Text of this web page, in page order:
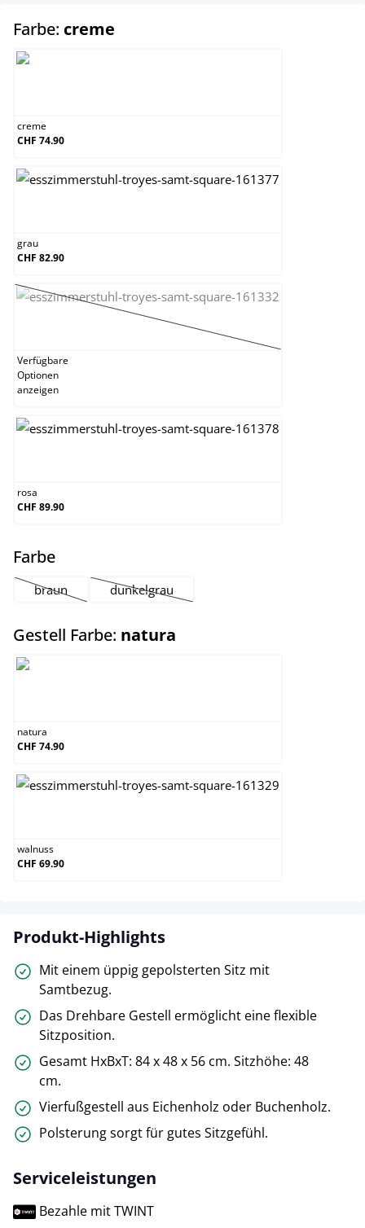
Farbe: creme
creme
CHF 74.90
grau
CHF 82.90
pink
(Diese Option ist zurzeit nicht verfügbar.)
Verfügbare
Optionen
anzeigen
rosa
CHF 89.90
Farbeauswählen
braun
(Diese Option ist zurzeit nicht verfügbar.)
dunkelgrau
(Diese Option ist zurzeit nicht verfügbar.)
Gestell Farbe: natura
natura
CHF 74.90
walnuss
CHF 69.90
Produkt-Highlights
Mit einem üppig gepolsterten Sitz mit
Samtbezug.
Das Drehbare Gestell ermöglicht eine flexible
Sitzposition.
Gesamt HxBxT: 84 x 48 x 56 cm. Sitzhöhe: 48
cm.
Vierfußgestell aus Eichenholz oder Buchenholz.
Polsterung sorgt für gutes Sitzgefühl.
Serviceleistungen
Bezahle mit TWINT